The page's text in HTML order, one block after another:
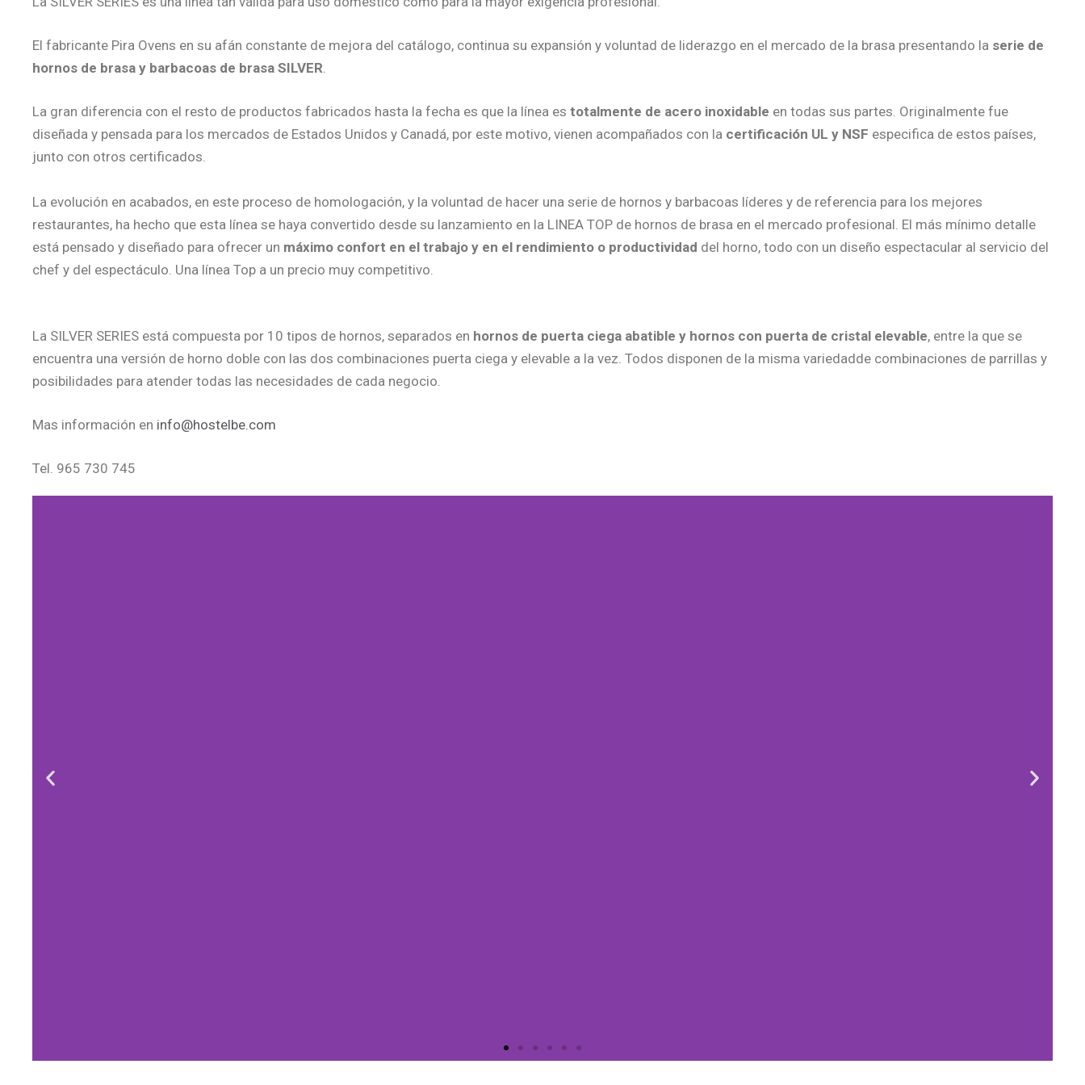
El fabricante Pira Ovens en su afán constante de mejora del catálogo, continua su expansión y voluntad de liderazgo en el mercado de la brasa presentando la serie de
hornos de brasa y barbacoas de brasa SILVER.
La gran diferencia con el resto de productos fabricados hasta la fecha es que la línea es totalmente de acero inoxidable en todas sus partes. Originalmente fue
diseñada y pensada para los mercados de Estados Unidos y Canadá, por este motivo, vienen acompañados con la certificación UL y NSF especifica de estos países,
junto con otros certificados.
La evolución en acabados, en este proceso de homologación, y la voluntad de hacer una serie de hornos y barbacoas líderes y de referencia para los mejores
restaurantes, ha hecho que esta línea se haya convertido desde su lanzamiento en la LINEA TOP de hornos de brasa en el mercado profesional. El más mínimo detalle
está pensado y diseñado para ofrecer un máximo confort en el trabajo y en el rendimiento o productividad del horno, todo con un diseño espectacular al servicio del
chef y del espectáculo. Una línea Top a un precio muy competitivo.
La SILVER SERIES está compuesta por 10 tipos de hornos, separados en hornos de puerta ciega abatible y hornos con puerta de cristal elevable, entre la que se
encuentra una versión de horno doble con las dos combinaciones puerta ciega y elevable a la vez. Todos disponen de la misma variedadde combinaciones de parrillas y
posibilidades para atender todas las necesidades de cada negocio.
Mas información en info@hostelbe.com
Tel. 965 730 745